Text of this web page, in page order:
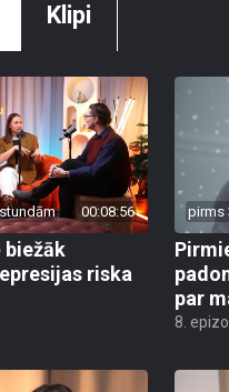
Klipi
00:08:56
biežāk
riska
pirms
par
8.